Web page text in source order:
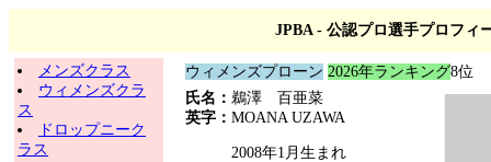
JPBA - 公認プロ選手プロフィ
メンズクラス
ウィメンズクラ
ス
ドロップニーク
ラス
ウィメンズプローン 2026年ランキング8位
氏名： 鵜澤 百亜菜
英字： MOANA UZAWA
2008年1月生まれ